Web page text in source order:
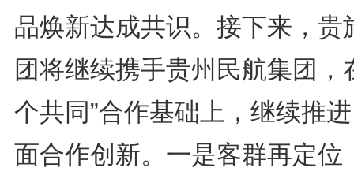
品焕新达成共识。接下来，贵
团将继续携手贵州民航集团，
个共同”合作基础上，继续推
面合作创新。一是客群再定位